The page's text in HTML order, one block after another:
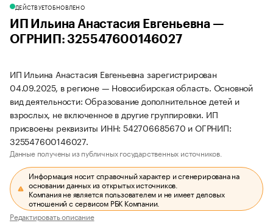
ДЕЙСТВУЕТОБНОВЛЕНО
ИП Ильина Анастасия Евгеньевна —
ОГРНИП: 325547600146027
ИП Ильина Анастасия Евгеньевна зарегистрирован
04.09.2025, в регионе — Новосибирская область. Основной
вид деятельности: Образование дополнительное детей и
взрослых, не включенное в другие группировки. ИП
присвоены реквизиты ИНН: 542706685670 и ОГРНИП:
325547600146027.
Данные получены из публичных государственных источников.
Информация носит справочный характер и сгенерирована на
основании данных из открытых источников.
Компания не является пользователем и не имеет деловых
отношений с сервисом РБК Компании.
Редактировать описание